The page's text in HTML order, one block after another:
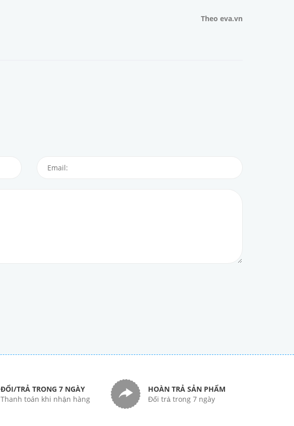
Theo eva.vn
ĐỔI/TRẢ TRONG 7 NGÀY
Thanh toán khi nhận hàng
HOÀN TRẢ SẢN PHẨM
Đổi trả trong 7 ngày